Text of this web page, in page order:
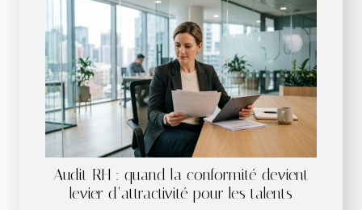
Audit RH : quand la conformité devient
levier d’attractivité pour les talents